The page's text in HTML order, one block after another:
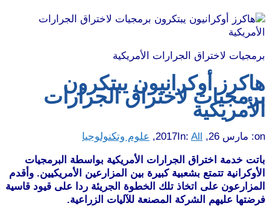
برمجيات لاختراق الجرارات الأمريكية
هاكرز أوكرانيون يبتكرون
برمجيات لاختراق الجرارات
الأمريكية
on: مارس 26, 2017 In: All
, علوم وتكنولوجيا
باتت خدمة اختراق الجرارات الأمريكية بواسطة البرمجيات
الأوكرانية تتمتع بشعبية كبيرة بين المزارعين الأمريكيين. وأقدم
المزارعون على اتخاذ تلك الخطوة الجريئة ردا على قيود قاسية
فرضتها عليهم الشركة المصنعة للآليات الزراعية.